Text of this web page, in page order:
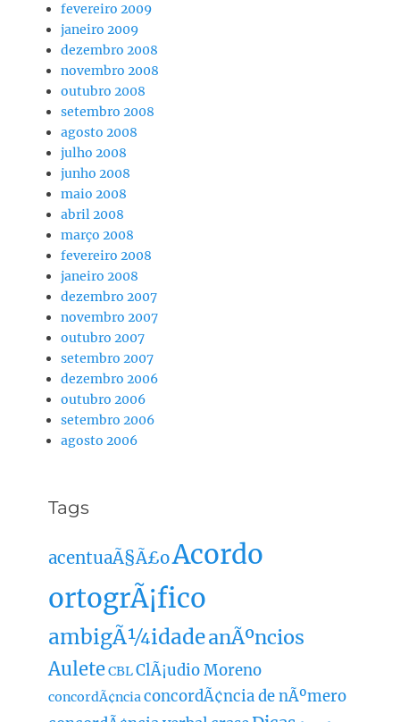
fevereiro 2009
janeiro 2009
dezembro 2008
novembro 2008
outubro 2008
setembro 2008
agosto 2008
julho 2008
junho 2008
maio 2008
abril 2008
março 2008
fevereiro 2008
janeiro 2008
dezembro 2007
novembro 2007
outubro 2007
setembro 2007
dezembro 2006
outubro 2006
setembro 2006
agosto 2006
Tags
acentuaÃ§Ã£oAcordo
ortogrÃ¡fico
ambigÃ¼idadeanÃºncios
AuleteCBLClÃ¡udio Moreno
concordÃ¢nciaconcordÃ¢ncia de nÃºmero